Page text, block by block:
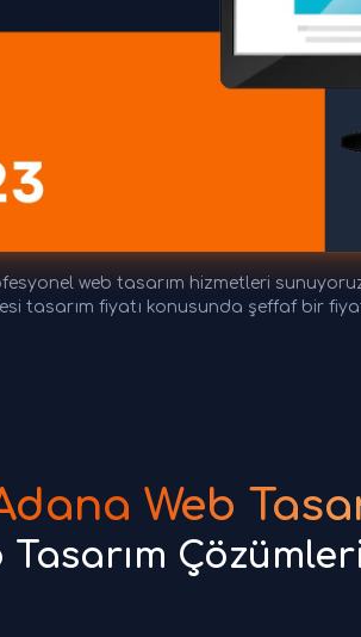
web tasarım hizmetleri
tasarım fiyatı konusunda şeffaf bir
Web
Tasarım